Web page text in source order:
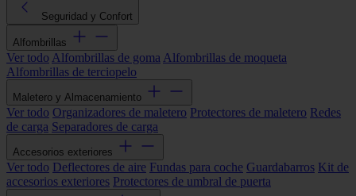
Seguridad y Confort
Alfombrillas
Ver todo Alfombrillas de goma Alfombrillas de moqueta
Alfombrillas de terciopelo
Maletero y Almacenamiento
Ver todo Organizadores de maletero Protectores de maletero Redes
de carga Separadores de carga
Accesorios exteriores
Ver todo Deflectores de aire Fundas para coche Guardabarros Kit de
accesorios exteriores Protectores de umbral de puerta